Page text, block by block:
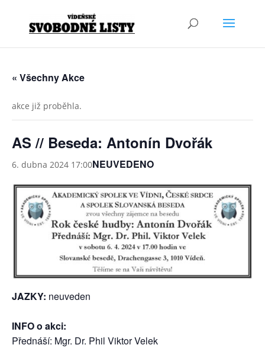
« Všechny Akce
akce již proběhla.
AS // Beseda: Antonín Dvořák
6. dubna 2024 17:00NEUVEDENO
JAZKY: neuveden
INFO o akci:
Přednáší: Mgr. Dr. Phil Viktor Velek